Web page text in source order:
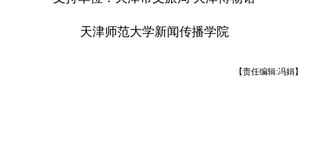
天津师范大学新闻传播学院
【责任编辑:冯娟】